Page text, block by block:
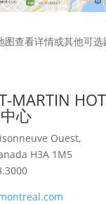
图查看详情或其他可选
MARTIN
心
Ouest,
H3A 1M5